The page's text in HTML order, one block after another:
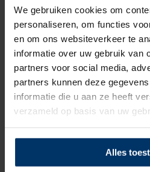
We gebruiken cookies om
personaliseren, om functies
en om ons websiteverkeer te
informatie over uw gebruik van
partners voor social media,
partners kunnen deze
informatie die u aan ze heeft
verzameld op basis van uw
Alles
Pak je deal 15% korting op
Nano Protect
Normaal: